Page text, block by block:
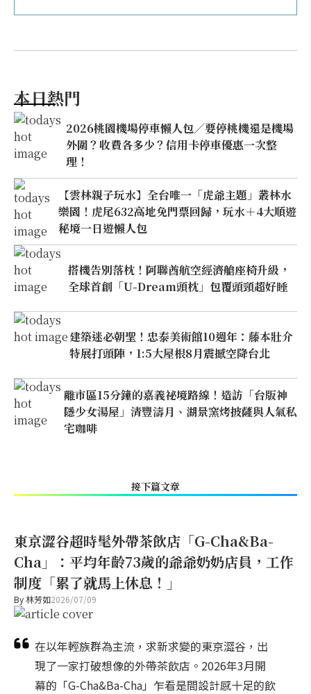
本日熱門
2026桃園機場停車懶人包／要停桃機還是機場
外圍？收費各多少？信用卡停車優惠一次整
理！
【雲林親子玩水】全台唯一「虎爺主題」叢林水
樂園！虎尾632高地免門票回歸，玩水＋4大順遊
秘境一日遊懶人包
搭機告別落枕！阿聯酋航空經濟艙座椅升級，
全球首創「U-Dream頭枕」包覆頭頸超好睡
建築迷必朝聖！忠泰美術館10週年：藤本壯介
特展打頭陣，1:5大屋根8月震撼空降台北
離市區15分鐘的嘉義祕境路線！造訪「台版神
隱少女湯屋」清豐濤月、湖景窯烤披薩與人氣私
宅咖啡
接下篇文章
東京澀谷超時髦外帶茶飲店「G-Cha&Ba-
Cha」：平均年齡73歲的爺爺奶奶店員，工作
制度「累了就馬上休息！」
By林芳如2026/07/09
在以年輕族群為主流，求新求變的東京澀谷，出
現了一家打破想像的外帶茶飲店。2026年3月開
幕的「G-Cha&Ba-Cha」乍看是間設計感十足的飲